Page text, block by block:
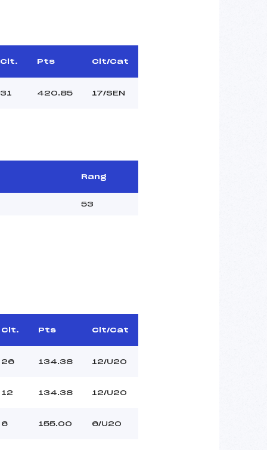
Clt. Pts Clt/Cat
31 420.85 17/SEN
Rang
53
Clt. Pts Clt/Cat
26 134.38 12/U20
12 134.38 12/U20
6 155.00 6/U20